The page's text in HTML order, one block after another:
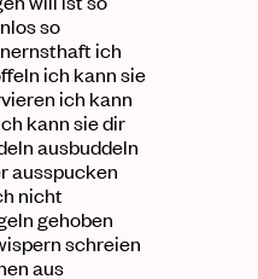
so
ich
ich kann sie
ich kann
kann sie dir
ausbuddeln
ausspucken
nicht
gehoben
schreien
aus